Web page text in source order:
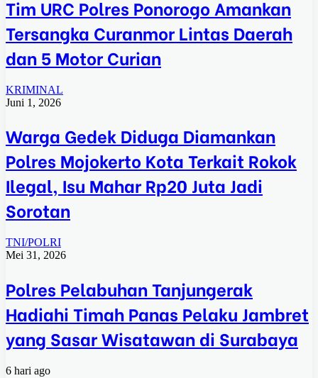
Tim URC Polres Ponorogo Amankan
Tersangka Curanmor Lintas Daerah
dan 5 Motor Curian
KRIMINAL
Juni 1, 2026
Warga Gedek Diduga Diamankan
Polres Mojokerto Kota Terkait Rokok
Ilegal, Isu Mahar Rp20 Juta Jadi
Sorotan
TNI/POLRI
Mei 31, 2026
Polres Pelabuhan Tanjungerak
Hadiahi Timah Panas Pelaku Jambret
yang Sasar Wisatawan di Surabaya
6 hari ago